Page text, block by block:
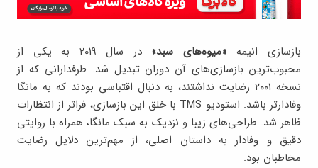
بازسازی انیمه «میوه‌های سبد»
در سال ۲۰۱۹ به یکی از
محبوب‌ترین بازسازی‌های آن دوران تبدیل شد. طرفدارانی که از
نسخه ۲۰۰۱ رضایت نداشتند، به دنبال اقتباسی بودند که به مانگا
وفادارتر باشد. استودیو TMS با خلق این بازسازی، فراتر از انتظارات
ظاهر شد. طراحی‌های زیبا و نزدیک به سبک مانگا، همراه با روایتی
دقیق و وفادار به داستان اصلی، از مهم‌ترین دلایل رضایت
مخاطبان بود.